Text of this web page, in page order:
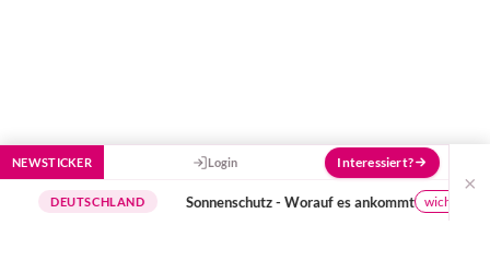
NEWSTICKER
DEUTSCHLAND Sonnenschutz - Worauf es ankommt wichtige Hinweise
Login Interessiert?
×